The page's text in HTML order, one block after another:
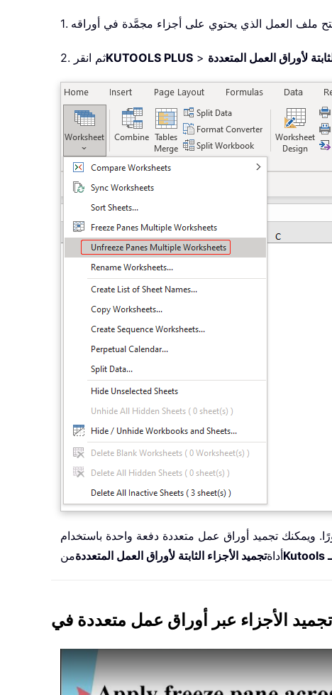
2. ثم انقرKUTOOLS PLUS > لأوراق العمل المتعددة
ويمكنك تجميد أوراق عمل متعددة دفعة واحدة باستخدام
أداةتجميد الأجزاء الثابتة لأوراق العمل المتعددةمن